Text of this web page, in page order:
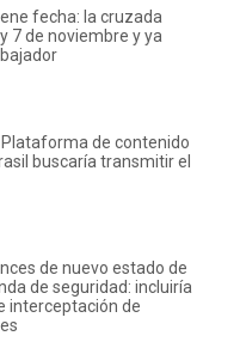
fecha: la cruzada
7 de noviembre y ya
Plataforma de contenido
buscaría transmitir el
de nuevo estado de
de seguridad: incluiría
interceptación de